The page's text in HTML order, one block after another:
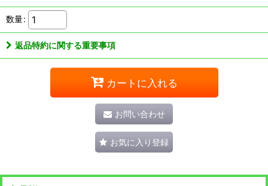
数量:
返品特約に関する重要事項
カートに入れる
お問い合わせ
お気に入り登録